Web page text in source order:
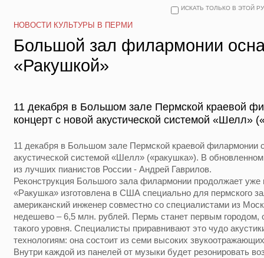
ИСКАТЬ ТОЛЬКО В ЭТОЙ
НОВОСТИ КУЛЬТУРЫ В ПЕРМИ
Большой зал филармонии
«Ракушкой»
11 декабря в Большом зале Пермской краевой
концерт с новой акустической системой «Шелл»
11 декабря в Большом зале Пермской краевой филармонии
акустической системой «Шелл» («ракушка»). В
из лучших пианистов России - Андрей Гаврилов.
Реконструкция Большого зала филармонии продолжает уже
«Ракушка» изготовлена в США специально для пермского
американский инженер совместно со специалистами из
недешево – 6,5 млн. рублей. Пермь станет первым
такого уровня. Специалисты приравнивают это чудо
технологиям: она состоит из семи высоких
Внутри каждой из панелей от музыки будет резонировать